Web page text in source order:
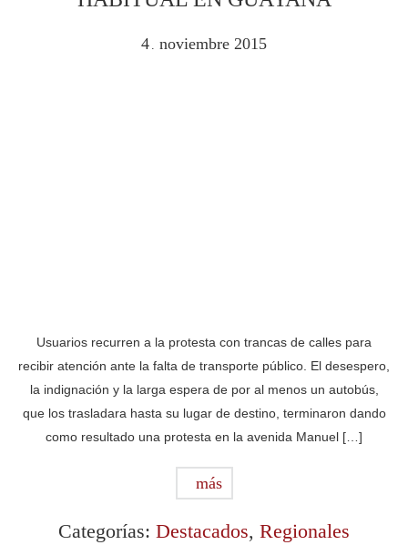
4 noviembre 2015
Usuarios recurren a la protesta con trancas de calles para
recibir atención ante la falta de transporte público. El desespero,
la indignación y la larga espera de por al menos un autobús,
que los trasladara hasta su lugar de destino, terminaron dando
como resultado una protesta en la avenida Manuel […]
más
Categorías: Destacados, Regionales